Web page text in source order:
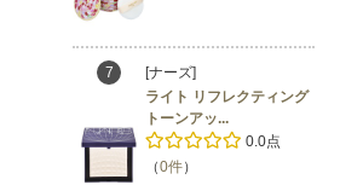
7
[ナーズ]
ライト リフレクティング
トーンアッ...
0.0点
（0件）